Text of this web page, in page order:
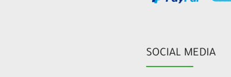
SOCIAL MEDIA